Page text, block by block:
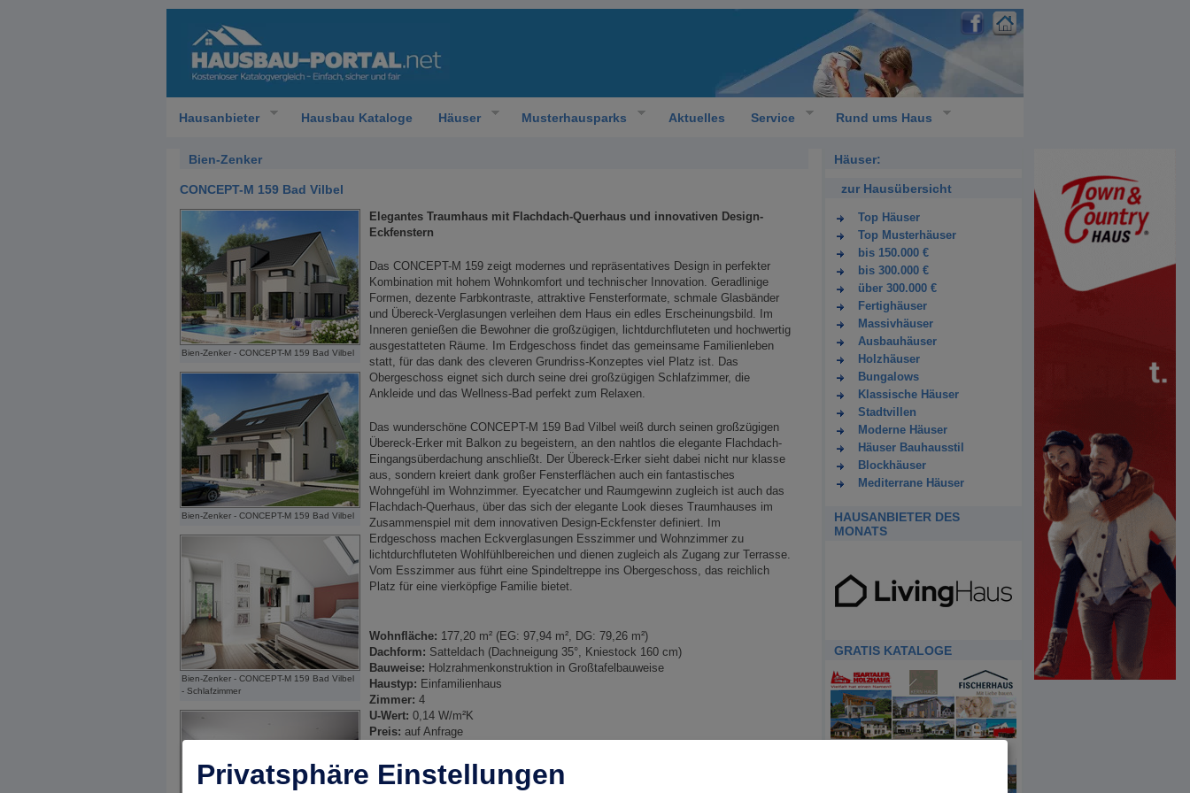
Hausanbieter Hausbau Kataloge Häuser Musterhausparks Aktuelles Service Rund ums Haus
Bien-Zenker
CONCEPT-M 159 Bad Vilbel
Bien-Zenker - CONCEPT-M 159 Bad Vilbel
Bien-Zenker - CONCEPT-M 159 Bad Vilbel
Bien-Zenker - CONCEPT-M 159 Bad Vilbel
- Schlafzimmer
Elegantes Traumhaus mit Flachdach-Querhaus und innovativen Design-
Eckfenstern
Das CONCEPT-M 159 zeigt modernes und repräsentatives Design in perfekter
Kombination mit hohem Wohnkomfort und technischer Innovation. Geradlinige
Formen, dezente Farbkontraste, attraktive Fensterformate, schmale Glasbänder
und Übereck-Verglasungen verleihen dem Haus ein edles Erscheinungsbild. Im
Inneren genießen die Bewohner die großzügigen, lichtdurchfluteten und hochwertig
ausgestatteten Räume. Im Erdgeschoss findet das gemeinsame Familienleben
statt, für das dank des cleveren Grundriss-Konzeptes viel Platz ist. Das
Obergeschoss eignet sich durch seine drei großzügigen Schlafzimmer, die
Ankleide und das Wellness-Bad perfekt zum Relaxen.
Das wunderschöne CONCEPT-M 159 Bad Vilbel weiß durch seinen großzügigen
Übereck-Erker mit Balkon zu begeistern, an den nahtlos die elegante Flachdach-
Eingangsüberdachung anschließt. Der Übereck-Erker sieht dabei nicht nur klasse
aus, sondern kreiert dank großer Fensterflächen auch ein fantastisches
Wohngefühl im Wohnzimmer. Eyecatcher und Raumgewinn zugleich ist auch das
Flachdach-Querhaus, über das sich der elegante Look dieses Traumhauses im
Zusammenspiel mit dem innovativen Design-Eckfenster definiert. Im
Erdgeschoss machen Eckverglasungen Esszimmer und Wohnzimmer zu
lichtdurchfluteten Wohlfühlbereichen und dienen zugleich als Zugang zur Terrasse.
Vom Esszimmer aus führt eine Spindeltreppe ins Obergeschoss, das reichlich
Platz für eine vierköpfige Familie bietet.
Wohnfläche: 177,20 m² (EG: 97,94 m², DG: 79,26 m²)
Dachform: Satteldach (Dachneigung 35°, Kniestock 160 cm)
Bauweise: Holzrahmenkonstruktion in Großtafelbauweise
Haustyp: Einfamilienhaus
Zimmer: 4
U-Wert: 0,14 W/m²K
Preis: auf Anfrage
Grundrisse und Abbildungen können Extras zeigen. Flächenangaben nach DIN
Häuser:
zur Hausübersicht
Top Häuser
Top Musterhäuser
bis 150.000 €
bis 300.000 €
über 300.000 €
Fertighäuser
Massivhäuser
Ausbauhäuser
Holzhäuser
Bungalows
Klassische Häuser
Stadtvillen
Moderne Häuser
Häuser Bauhausstil
Blockhäuser
Mediterrane Häuser
HAUSANBIETER DES
MONATS
GRATIS KATALOGE
Privatsphäre Einstellungen